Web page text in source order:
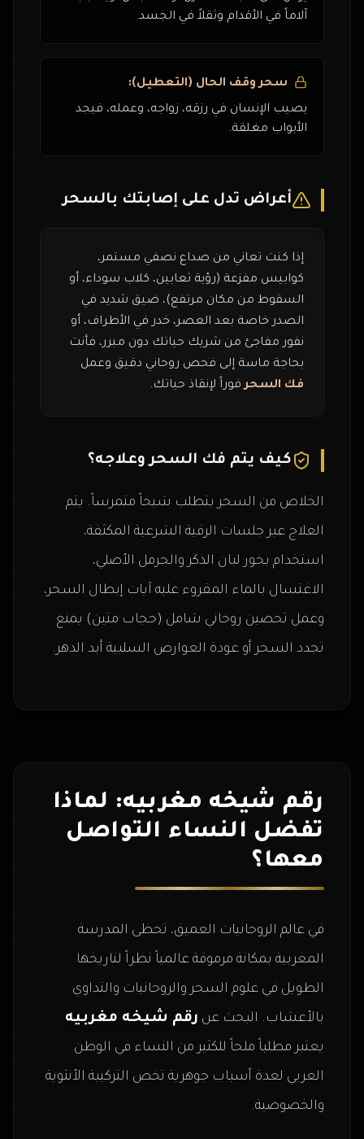
آلاماً في الأقدام وثقلاً في الجسد.
سحر وقف الحال (التعطيل):
يصيب الإنسان في رزقه، زواجه، وعمله، فيجد
الأبواب مغلقة.
أعراض تدل على إصابتك بالسحر
إذا كنت تعاني من صداع نصفي مستمر،
كوابيس مفزعة (رؤية ثعابين، كلاب سوداء، أو
السقوط من مكان مرتفع)، ضيق شديد في
الصدر خاصة بعد العصر، خدر في الأطراف، أو
نفور مفاجئ من شريك حياتك دون مبرر، فأنت
بحاجة ماسة إلى فحص روحاني دقيق وعمل
فك السحرفوراً لإنقاذ حياتك.
كيف يتم فك السحر وعلاجه؟
الخلاص من السحر يتطلب شيخاً متمرساً. يتم
العلاج عبر جلسات الرقية الشرعية المكثفة،
استخدام بخور لبان الذكر والحرمل الأصلي،
الاغتسال بالماء المقروء عليه آيات إبطال السحر،
وعمل تحصين روحاني شامل (حجاب متين) يمنع
تجدد السحر أو عودة العوارض السلبية أبد الدهر.
رقم شيخه مغربيه: لماذا
تفضل النساء التواصل
معها؟
في عالم الروحانيات العميق، تحظى المدرسة
المغربية بمكانة مرموقة عالمياً نظراً لتاريخها
الطويل في علوم السحر والروحانيات والتداوي
بالأعشاب. البحث عن رقم شيخه مغربيه
يعتبر مطلباً ملحاً للكثير من النساء في الوطن
العربي لعدة أسباب جوهرية تخص التركيبة الأنثوية
والخصوصية.